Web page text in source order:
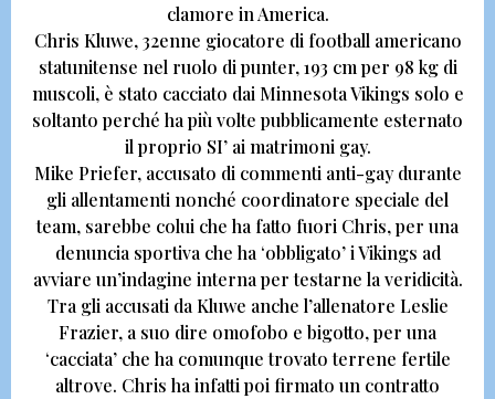
clamore in America.
Chris Kluwe, 32enne giocatore di football americano
statunitense nel ruolo di punter,193 cm per 98 kg di
muscoli, è stato cacciato dai Minnesota Vikings solo e
soltanto perché ha più volte pubblicamente esternato
il proprio SI’ ai matrimoni gay.
Mike Priefer, accusato di commenti anti-gay durante
gli allentamenti nonché coordinatore speciale del
team, sarebbe colui che ha fatto fuori Chris,per una
denuncia sportiva che ha ‘obbligato’ i Vikings ad
avviare un’indagine interna per testarne la veridicità.
Tra gli accusati da Kluwe anche l’allenatore Leslie
Frazier, a suo dire omofobo e bigotto, per una
‘cacciata’ che ha comunque trovato terrene fertile
altrove. Chris ha infatti poi firmato un contratto